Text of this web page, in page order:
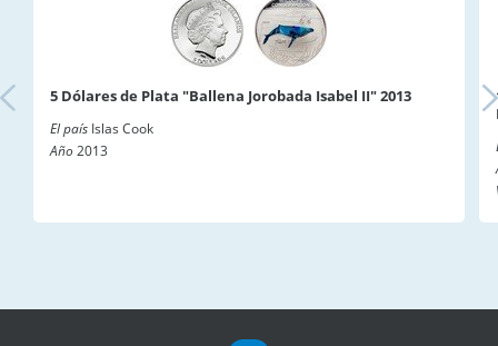
5 Dólares de Plata "Ballena Jorobada Isabel II" 2013
El país Islas Cook
Año2013